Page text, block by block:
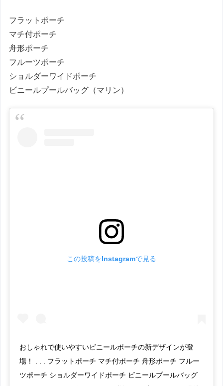
フラットポーチ
マチ付ポーチ
舟形ポーチ
フルーツポーチ
ショルダーワイドポーチ
ビニールプールバッグ（マリン）
この投稿をInstagramで見る
おしゃれで使いやすいビニールポーチの新デザインが登
場！ . . . フラットポーチ マチ付ポーチ 舟形ポーチ フルー
ツポーチ ショルダーワイドポーチ ビニールプールバッグ